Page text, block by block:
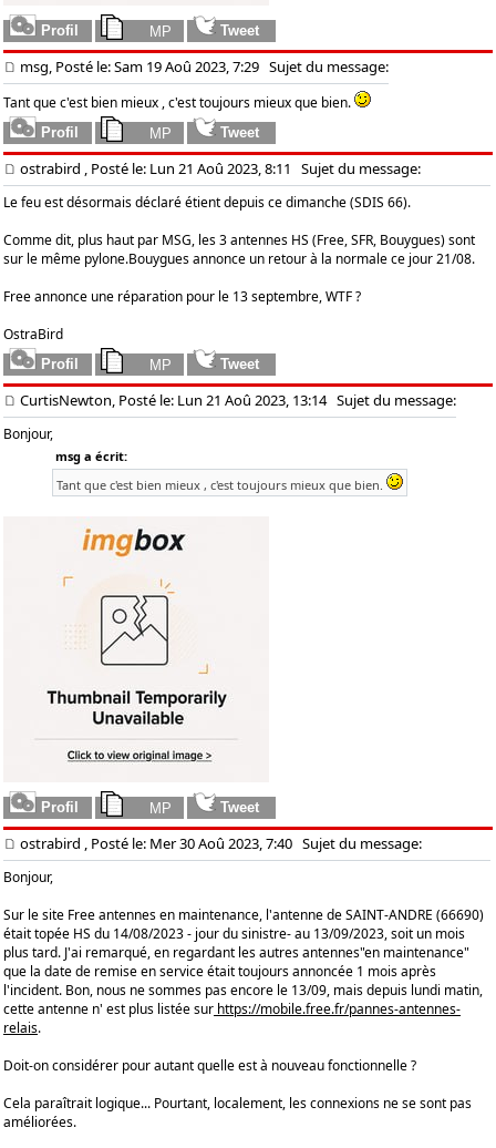
msg, Posté le: Sam 19 Aoû 2023, 7:29 Sujet du message:
Tant que c'est bien mieux , c'est toujours mieux que bien.
ostrabird , Posté le: Lun 21 Aoû 2023, 8:11 Sujet du message:
Le feu est désormais déclaré étient depuis ce dimanche (SDIS 66).
Comme dit, plus haut par MSG, les 3 antennes HS (Free, SFR, Bouygues) sont
sur le même pylone.Bouygues annonce un retour à la normale ce jour 21/08.
Free annonce une réparation pour le 13 septembre, WTF ?
OstraBird
CurtisNewton, Posté le: Lun 21 Aoû 2023, 13:14Sujet du message:
Bonjour,
msg a écrit:
Tant que c'est bien mieux , c'est toujours mieux que bien.
ostrabird , Posté le: Mer 30 Aoû 2023, 7:40 Sujet du message:
Bonjour,
Sur le site Free antennes en maintenance, l'antenne de SAINT-ANDRE (66690)
était topée HS du 14/08/2023 - jour du sinistre- au 13/09/2023, soit un mois
plus tard. J'ai remarqué, en regardant les autres antennes"en maintenance"
que la date de remise en service était toujours annoncée 1 mois après
l'incident. Bon, nous ne sommes pas encore le 13/09, mais depuis lundi matin,
cette antenne n' est plus listée sur https://mobile.free.fr/pannes-antennes-
relais.
Doit-on considérer pour autant quelle est à nouveau fonctionnelle ?
Cela paraîtrait logique... Pourtant, localement, les connexions ne se sont pas
améliorées.